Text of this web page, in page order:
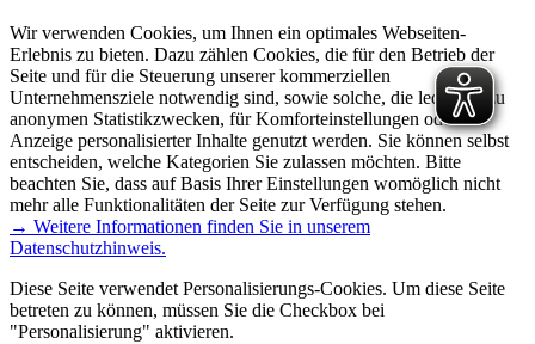
Wir verwenden Cookies, um Ihnen ein optimales Webseiten-
Erlebnis zu bieten. Dazu zählen Cookies, die für den Betrieb der
Seite und für die Steuerung unserer kommerziellen
Unternehmensziele notwendig sind, sowie solche, die lediglich zu
anonymen Statistikzwecken, für Komforteinstellungen oder zur
Anzeige personalisierter Inhalte genutzt werden. Sie können selbst
entscheiden, welche Kategorien Sie zulassen möchten. Bitte
beachten Sie, dass auf Basis Ihrer Einstellungen womöglich nicht
mehr alle Funktionalitäten der Seite zur Verfügung stehen.
→ Weitere Informationen finden Sie in unserem
Datenschutzhinweis.
Diese Seite verwendet Personalisierungs-Cookies. Um diese Seite
betreten zu können, müssen Sie die Checkbox bei
"Personalisierung" aktivieren.